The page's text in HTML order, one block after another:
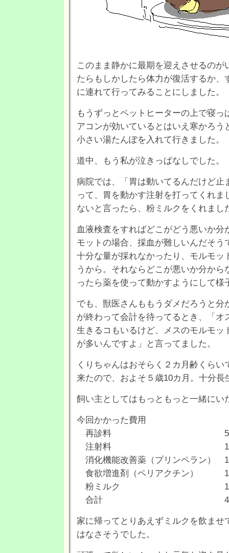
このまま静かに最期を迎えさせるのが
たらもしかしたら体力が復活するか、
に連れて行ってみることにしました。
もうずっとペットヒーターの上で寝
アコンが効いているとはいえ寒かろう
小さい湯たんぽを入れて行きました。
道中、もう私が泣きっぱなしでした。
病院では、「胃は動いてるんだけど止
って、胃を動かす注射を打ってくれま
ないと言ったら、粉ミルクをくれまし
血液検査をすればどこがどう悪いか分
モットの場合、採血が難しいんだそう
十分な量が採れなかったり、モルモッ
うから。それならどこが悪いか分か
ったら薬を使って動かすようにして様
でも、獣医さんももうダメだろうと分
が終わって会計を待ってるとき、「オ
生きるコもいるけど、メスのモルモッ
が多いんですよ」と言ってました。
くりちゃんはおそらく２カ月齢くら
来たので、およそ５歳10カ月。十分長
飼い主としてはもっともっと一緒にい
今回かかった費用
再診料
注射料
消化機能改善薬（プリンペラン）
食欲増進剤（ペリアクチン）
粉ミルク
合計 4,305円……
家に帰ってとりあえずミルクを飲ませ
はなさそうでした。